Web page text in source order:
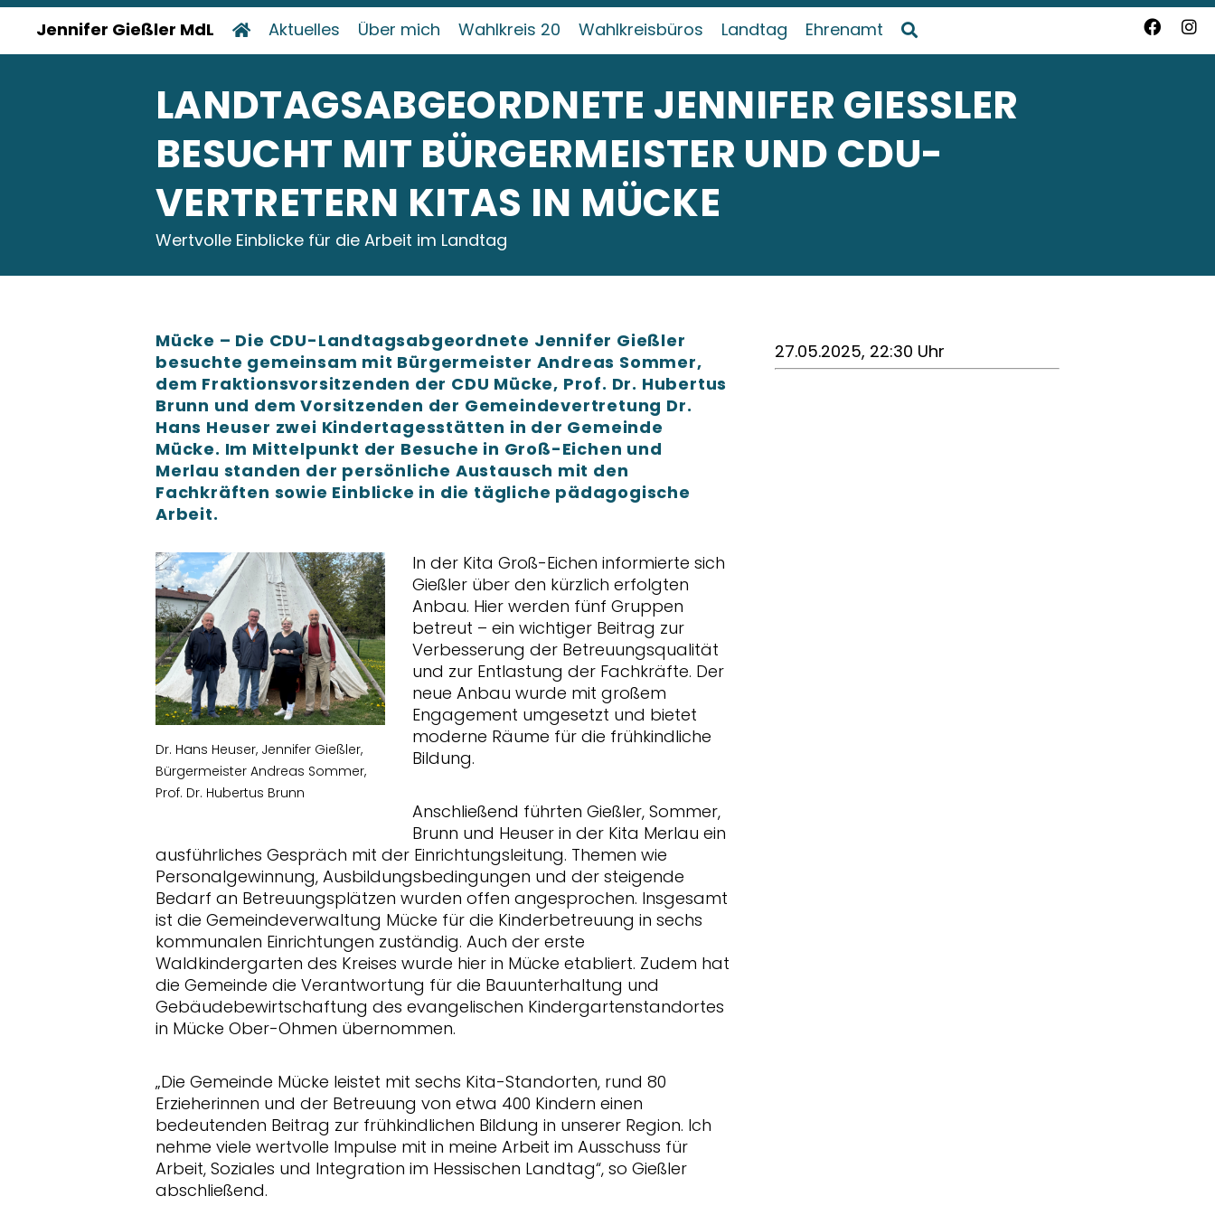
Jennifer Gießler MdL Aktuelles Über mich Wahlkreis 20 Wahlkreisbüros Landtag Ehrenamt
LANDTAGSABGEORDNETE JENNIFER GIESSLER B
ESUCHT MIT BÜRGERMEISTER UND CDU-V
ERTRETERN KITAS IN MÜCKE
Wertvolle Einblicke für die Arbeit im Landtag
Mücke – Die CDU-Landtagsabgeordnete Jennifer Gießler
besuchte gemeinsam mit Bürgermeister Andreas Sommer,
dem Fraktionsvorsitzenden der CDU Mücke, Prof. Dr. Hubertus
Brunn und dem Vorsitzenden der Gemeindevertretung Dr.
Hans Heuser zwei Kindertagesstätten in der Gemeinde
Mücke. Im Mittelpunkt der Besuche in Groß-Eichen und
Merlau standen der persönliche Austausch mit den
Fachkräften sowie Einblicke in die tägliche pädagogische
Arbeit.
Dr. Hans Heuser, Jennifer Gießler,
Bürgermeister Andreas Sommer,
Prof. Dr. Hubertus Brunn
In der Kita Groß-Eichen informierte sich
Gießler über den kürzlich erfolgten
Anbau. Hier werden fünf Gruppen
betreut – ein wichtiger Beitrag zur
Verbesserung der Betreuungsqualität
und zur Entlastung der Fachkräfte. Der
neue Anbau wurde mit großem
Engagement umgesetzt und bietet
moderne Räume für die frühkindliche
Bildung.
Anschließend führten Gießler, Sommer,
Brunn und Heuser in der Kita Merlau ein
ausführliches Gespräch mit der Einrichtungsleitung. Themen wie
Personalgewinnung, Ausbildungsbedingungen und der steigende
Bedarf an Betreuungsplätzen wurden offen angesprochen. Insgesamt
ist die Gemeindeverwaltung Mücke für die Kinderbetreuung in sechs
kommunalen Einrichtungen zuständig. Auch der erste
Waldkindergarten des Kreises wurde hier in Mücke etabliert. Zudem hat
die Gemeinde die Verantwortung für die Bauunterhaltung und
Gebäudebewirtschaftung des evangelischen Kindergartenstandortes
in Mücke Ober-Ohmen übernommen.
Die Gemeinde Mücke leistet mit sechs Kita-Standorten, rund 80
Erzieherinnen und der Betreuung von etwa 400 Kindern einen
bedeutenden Beitrag zur frühkindlichen Bildung in unserer Region. Ich
nehme viele wertvolle Impulse mit in meine Arbeit im Ausschuss für
Arbeit, Soziales und Integration im Hessischen Landtag“, so Gießler
abschließend.
27.05.2025, 22:30 Uhr